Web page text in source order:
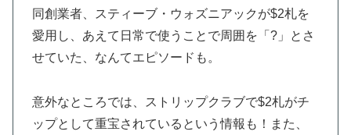
同創業者、スティーブ・ウォズニアックが$2札を
愛用し、あえて日常で使うことで周囲を「?」とさ
せていた、なんてエピソードも。
意外なところでは、ストリップクラブで$2札がチ
ップとして重宝されているという情報も！また、